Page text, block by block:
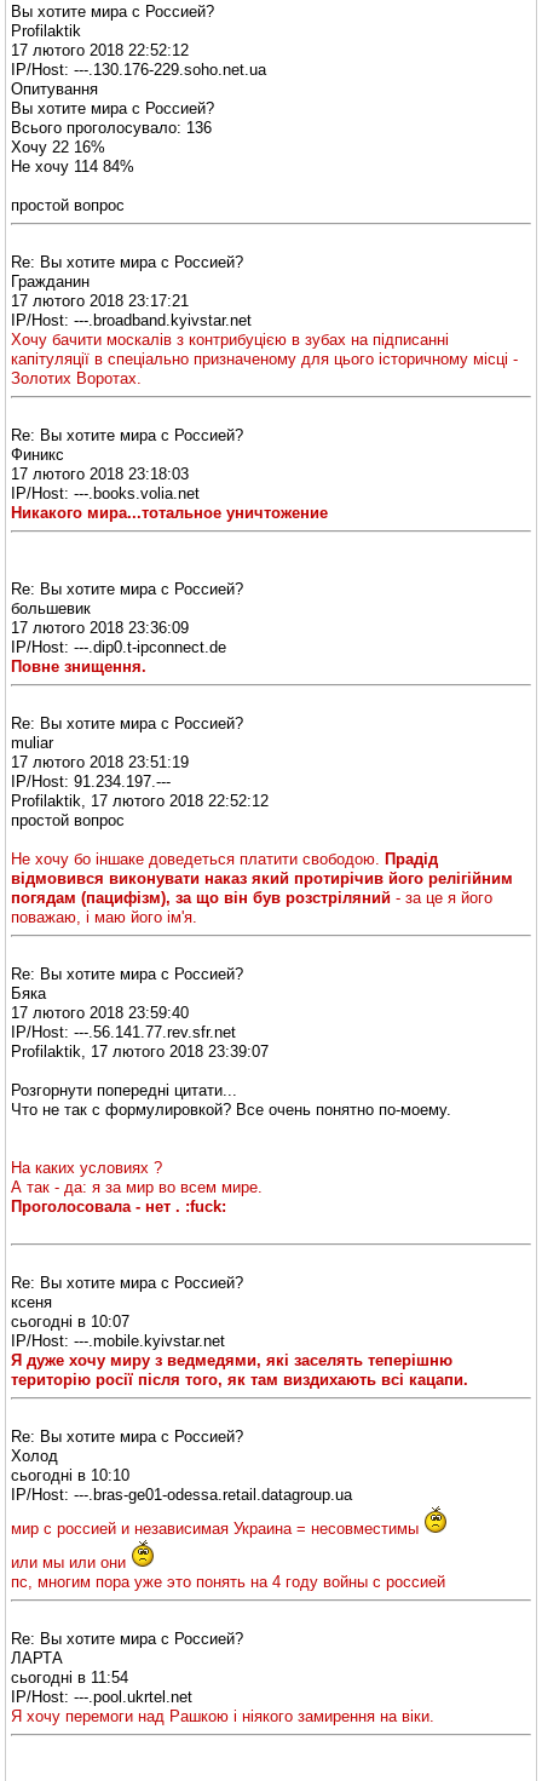
Вы хотите мира с Россией?
Profilaktik
17 лютого 2018 22:52:12
IP/Host: ---.130.176-229.soho.net.ua
Опитування
Вы хотите мира с Россией?
Всього проголосувало: 136
Хочу 22 16%
Не хочу 114 84%
простой вопрос
Re: Вы хотите мира с Россией?
Гражданин
17 лютого 2018 23:17:21
IP/Host: ---.broadband.kyivstar.net
Хочу бачити москалів з контрибуцією в зубах на підписанні
капітуляції в спеціально призначеному для цього історичному місці -
Золотих Воротах.
Re: Вы хотите мира с Россией?
Финикс
17 лютого 2018 23:18:03
IP/Host: ---.books.volia.net
Никакого мира...тотальное уничтожение
Re: Вы хотите мира с Россией?
большевик
17 лютого 2018 23:36:09
IP/Host: ---.dip0.t-ipconnect.de
Повне знищення.
Re: Вы хотите мира с Россией?
muliar
17 лютого 2018 23:51:19
IP/Host: 91.234.197.---
Profilaktik, 17 лютого 2018 22:52:12
простой вопрос
Не хочу бо іншаке доведеться платити свободою.
Прадід
відмовився виконувати наказ який протирічив його релігійним
погядам (пацифізм), за що він був розстріляний - за це я його
поважаю, і маю його ім'я.
Re: Вы хотите мира с Россией?
Бяка
17 лютого 2018 23:59:40
IP/Host: ---.56.141.77.rev.sfr.net
Profilaktik, 17 лютого 2018 23:39:07
Розгорнути попередні цитати...
Что не так с формулировкой? Все очень понятно по-моему.
На каких условиях ?
А так - да: я за мир во всем мире.
Проголосовала - нет . :fuck:
Re: Вы хотите мира с Россией?
ксeня
cьогодні в 10:07
IP/Host: ---.mobile.kyivstar.net
Я дуже хочу миру з ведмедями, які заселять теперішню
територію росії після того, як там виздихають всі кацапи.
Re: Вы хотите мира с Россией?
Холод
cьогодні в 10:10
IP/Host: ---.bras-ge01-odessa.retail.datagroup.ua
мир с россией и независимая Украина = несовместимы
или мы или они
пс, многим пора уже это понять на 4 году войны с россией
Re: Вы хотите мира с Россией?
ЛАРТА
cьогодні в 11:54
IP/Host: ---.pool.ukrtel.net
Я хочу перемоги над Рашкою і ніякого замирення на віки.